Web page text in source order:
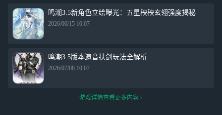
鸣潮3.5新角色立绘曝光：五星秧秧玄翎强度揭秘
2026/06/15 10:07
鸣潮3.5版本遗音扶剑玩法全解析
2026/07/08 10:07
游戏详情查看更多内容